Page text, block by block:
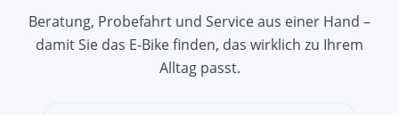
Beratung, Probefahrt und Service aus einer Hand –
damit Sie das E-Bike finden, das wirklich zu Ihrem
Alltag passt.